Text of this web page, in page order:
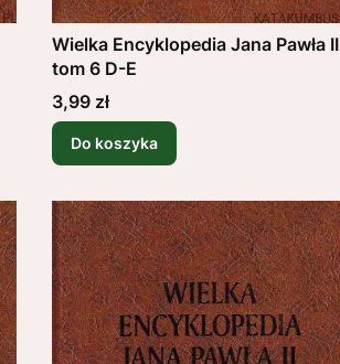
Wielka Encyklopedia Jana Pawła II
tom 6 D-E
Cena
3,99 zł
Do koszyka